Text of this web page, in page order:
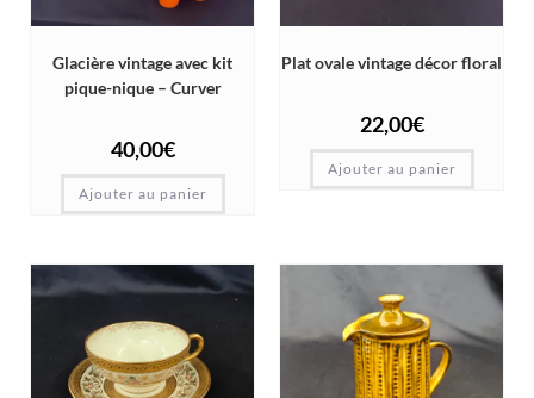
Glacière vintage avec kit
pique-nique – Curver
40,00€
Ajouter au panier
Plat ovale vintage décor floral
22,00€
Ajouter au panier